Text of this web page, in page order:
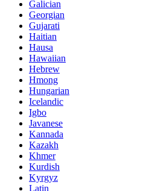
Galician
Georgian
Gujarati
Haitian
Hausa
Hawaiian
Hebrew
Hmong
Hungarian
Icelandic
Igbo
Javanese
Kannada
Kazakh
Khmer
Kurdish
Kyrgyz
Latin